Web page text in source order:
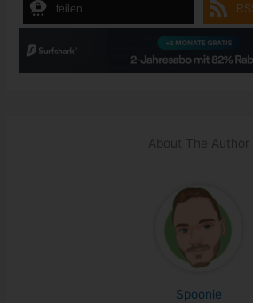
teilen
About The Author
Spoonie